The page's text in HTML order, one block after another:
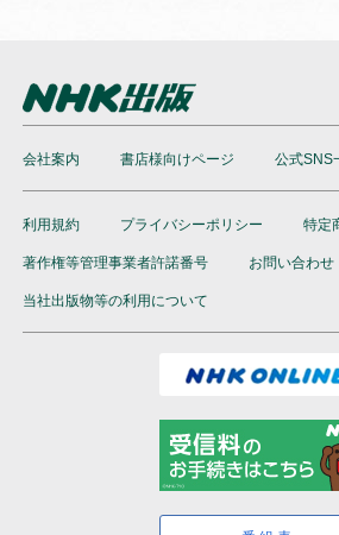
会社案内 書店様向けページ 公式SNS
利用規約 プライバシーポリシー 特定
著作権等管理事業者許諾番号 お問い合わせ
当社出版物等の利用について